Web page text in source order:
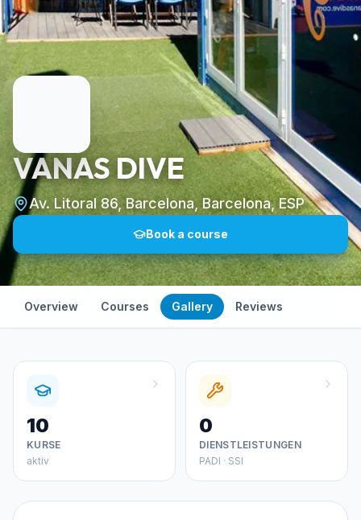
VANAS DIVE
Av. Litoral 86, Barcelona, Barcelona, ESP
Book a course
Overview Courses Gallery Reviews
10
KURSE
aktiv
0
DIENSTLEISTUNGEN
PADI · SSI